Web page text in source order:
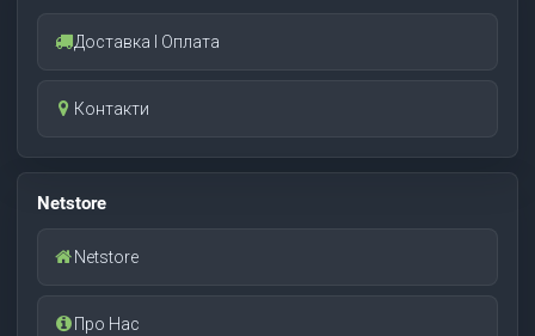
Доставка І Оплата
Контакти
Netstore
Netstore
Про Нас